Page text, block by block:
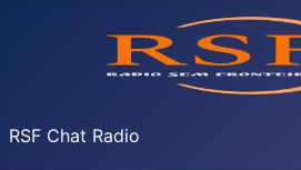
RSF Chat Radio